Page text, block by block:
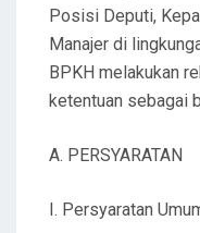
Posisi Deputi,
Manajer di
BPKH melakukan
ketentuan sebagai
A. PERSYARATAN
I. Persyaratan